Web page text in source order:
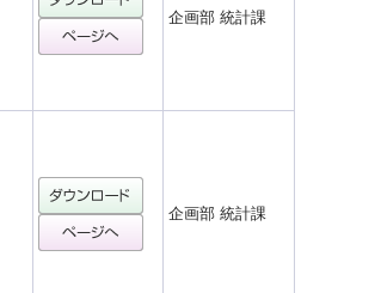
企画部 統計課
企画部 統計課